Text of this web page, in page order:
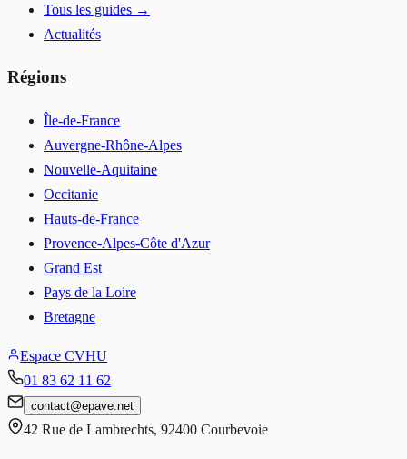
Tous les guides →
Actualités
Régions
Île-de-France
Auvergne-Rhône-Alpes
Nouvelle-Aquitaine
Occitanie
Hauts-de-France
Provence-Alpes-Côte d'Azur
Grand Est
Pays de la Loire
Bretagne
Espace CVHU
01 83 62 11 62
contact@epave.net
42 Rue de Lambrechts, 92400 Courbevoie